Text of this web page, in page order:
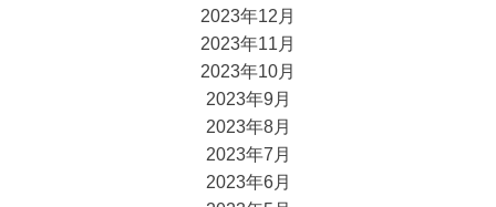
2023年12月
2023年11月
2023年10月
2023年9月
2023年8月
2023年7月
2023年6月